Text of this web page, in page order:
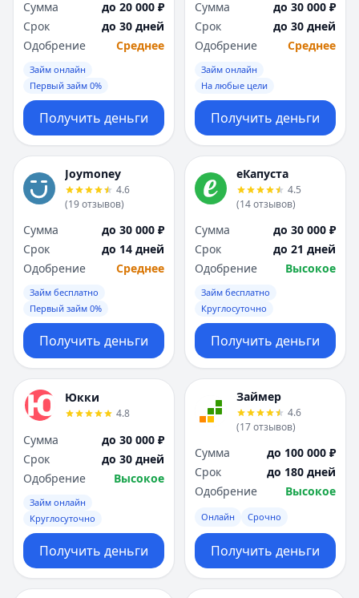
Сумма
до 20 000 ₽
Срок
до 30 дней
Одобрение
Среднее
Займ онлайн
Первый займ 0%
Получить деньги
Сумма
до 30 000 ₽
Срок
до 30 дней
Одобрение
Среднее
Займ онлайн
На любые цели
Получить деньги
Joymoney
4.6
(19отзывов)
Сумма
до 30 000 ₽
Срок
до 14 дней
Одобрение
Среднее
Займ бесплатно
Первый займ 0%
Получить деньги
еКапуста
4.5
(14отзывов)
Сумма
до 30 000 ₽
Срок
до 21 дней
Одобрение
Высокое
Займ бесплатно
Круглосуточно
Получить деньги
Юкки
4.8
Сумма
до 30 000 ₽
Срок
до 30 дней
Одобрение
Высокое
Займ онлайн
Круглосуточно
Получить деньги
Займер
4.6
(17отзывов)
Сумма
до 100 000 ₽
Срок
до 180 дней
Одобрение
Высокое
Онлайн Срочно
Получить деньги